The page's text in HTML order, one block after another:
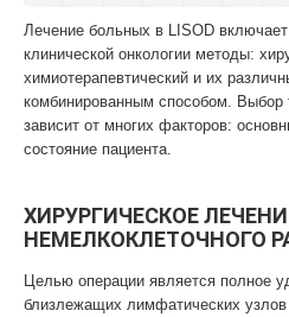
Лечение больных в LISOD
клинической онкологии методы:
химиотерапевтический и их
комбинированным способом. Выбор
зависит от многих факторов:
состояние пациента.
ХИРУРГИЧЕСКОЕ
НЕМЕЛКОКЛЕТОЧНОГО
Целью операции является полное
близлежащих лимфатических